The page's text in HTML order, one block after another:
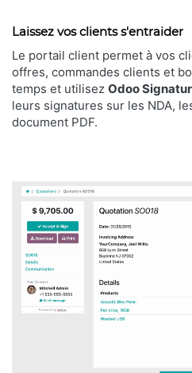
Laissez vos clients s'entraider
Le portail client permet à vos
offres, commandes clients et
temps et utilisez Odoo
leurs signatures sur les NDA,
document PDF.